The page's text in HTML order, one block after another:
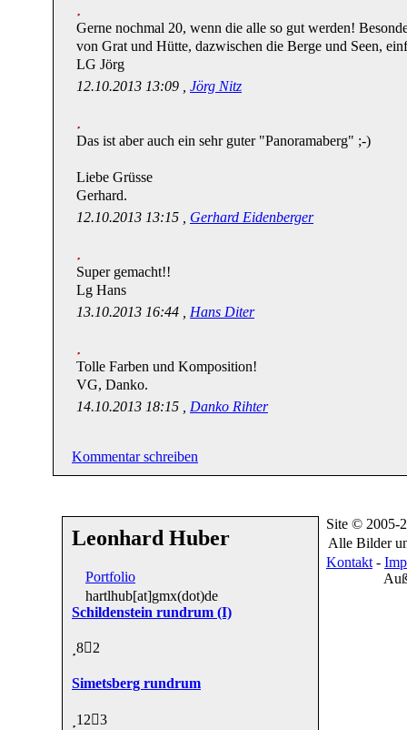
Gerne nochmal 20, wenn die alle so gut werden!
von Grat und Hütte, dazwischen die Berge und Seen,
LG Jörg
12.10.2013 13:09 , Jörg Nitz
Das ist aber auch ein sehr guter "Panoramaberg" ;-)
Liebe Grüsse
Gerhard.
12.10.2013 13:15 , Gerhard Eidenberger
Super gemacht!!
Lg Hans
13.10.2013 16:44 , Hans Diter
Tolle Farben und Komposition!
VG, Danko.
14.10.2013 18:15 , Danko Rihter
Kommentar schreiben
Leonhard Huber
Portfolio
hartlhub[at]gmx(dot)de
Schildenstein rundrum (I)
8 2
Simetsberg rundrum
12 3
Site © 2005-
Alle Bilder
Kontakt -